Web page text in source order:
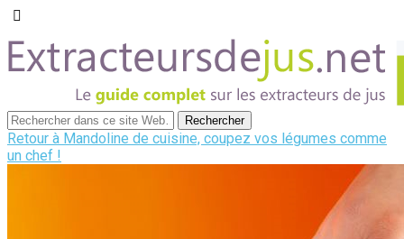
Retour à Mandoline de cuisine, coupez vos légumes comme
un chef !